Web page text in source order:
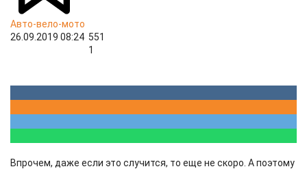
Авто-вело-мото
26.09.2019 08:24 551
1
Впрочем, даже если это случится, то еще не скоро. А поэтому